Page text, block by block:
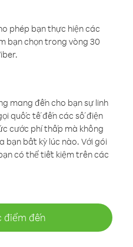
phép bạn thực hiện các
bạn chọn trong vòng 30
mang đến cho bạn sự linh
quốc tế đến các số điện
cước phí thấp mà không
bạn bất kỳ lúc nào. Với gói
có thể tiết kiệm trên các
điểm đến